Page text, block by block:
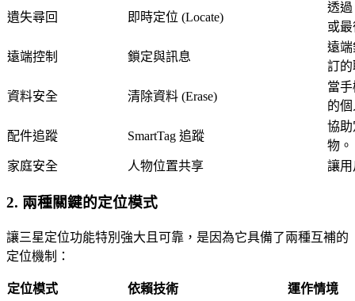
遺失尋回 即時定位 (Locate)
透過
或
遠端控制 鎖定與訊息
遠
訂
資料安全 清除資料 (Erase)
當
的
配件追蹤 SmartTag 追蹤
協助
物。
家庭安全
人物位置共享 讓
2. 兩種關鍵的定位模式
讓三星定位功能特別強大且可靠，是因為它具備了兩種互補的
定位機制：
定位模式 依賴技術 運作情境